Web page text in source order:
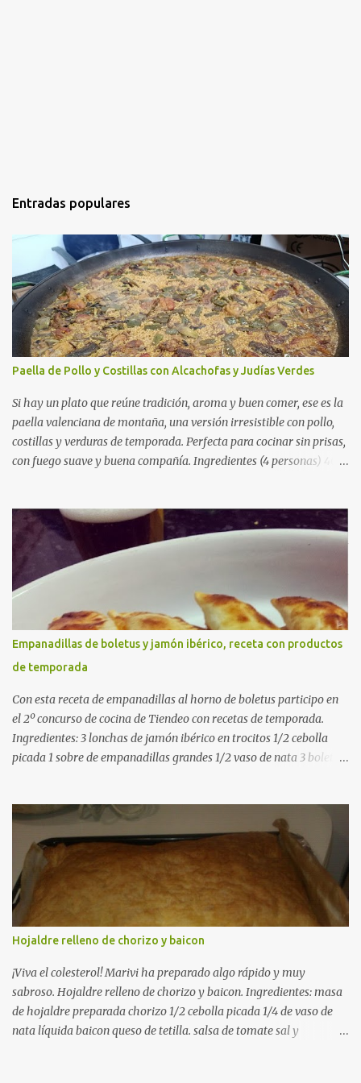
Entradas populares
Paella de Pollo y Costillas con Alcachofas y Judías Verdes
Si hay un plato que reúne tradición, aroma y buen comer, ese es la
paella valenciana de montaña, una versión irresistible con pollo,
costillas y verduras de temporada. Perfecta para cocinar sin prisas,
con fuego suave y buena compañía. Ingredientes (4 personas) 400
verdes planas 2 tomates maduros rallados 1,2 litros de caldo de
pollo (o agua) 1 cucharadita de hebras de azafrán 1 cucharadita de
pimentón dulce 2 dientes de ajo Aceite de oliva virgen extra Sal al
gusto (Opcional) una ramita de romero Elaboración 1. Prepara las
verduras Limpia las alcachofas, retira las hojas duras y córtalas en
cuartos. Trocea las judías verdes. Reserva en agua con limón para
que no se oxiden. 2. Sofríe las carnes En la paellera, añade un buen
chorro de aceite de oliva y dora bien el pollo y las costillas a fuego
medio-alto. Este paso es clave: cuanto más dorado, más sabor ten...
Empanadillas de boletus y jamón ibérico, receta con productos
de temporada
Con esta receta de empanadillas al horno de boletus participo en
el 2º concurso de cocina de Tiendeo con recetas de temporada.
Ingredientes: 3 lonchas de jamón ibérico en trocitos 1/2 cebolla
picada 1 sobre de empanadillas grandes 1/2 vaso de nata 3 boletus
virgen para untar la bandeja de horno Elaboración: Precalentar el
horno a 200ºC .Picamos la cebolla y la doramos en una sartén
grande con el aceite de oliva virgen extra a fuego medio. A
continuación agregamos la nata y los boletus en trocitos
pequeños. Removemos bien y agregamos el jamón ibérico cortado
en trocitos. Picamos los huevos duros y los agregamos a la mezcla
dejamos reducir algo la nata para que espese. Rectificamos de sal.
Empezamos a rellenar las empanadillas de la mezcla anterior con
ayuda de una cuchara. Cerramos las empanadillas con ayuda de
u...
Hojaldre relleno de chorizo y baicon
¡Viva el colesterol! Marivi ha preparado algo rápido y muy
sabroso. Hojaldre relleno de chorizo y baicon. Ingredientes: masa
de hojaldre preparada chorizo 1/2 cebolla picada 1/4 de vaso de
nata líquida baicon queso de tetilla. salsa de tomate sal y